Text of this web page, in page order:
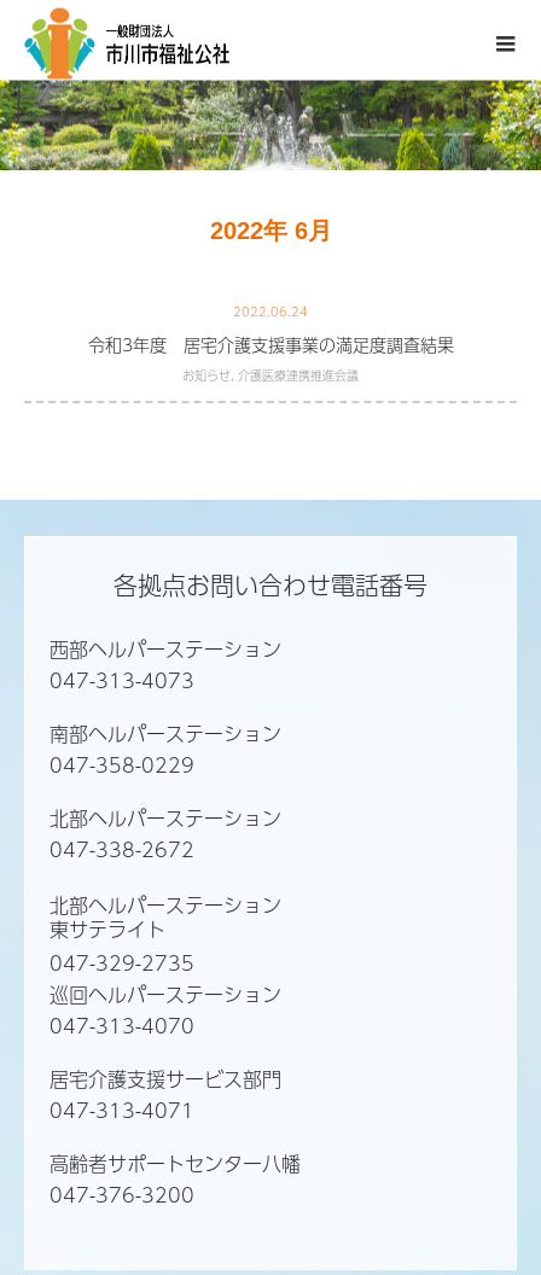
2022年 6月
2022.06.24
令和3年度 居宅介護支援事業の満足度調査結果
お知らせ, 介護医療連携推進会議
各拠点お問い合わせ電話番号
西部ヘルパーステーション
047-313-4073
南部ヘルパーステーション
047-358-0229
北部ヘルパーステーション
047-338-2672
北部ヘルパーステーション
東サテライト
047-329-2735
巡回ヘルパーステーション
047-313-4070
居宅介護支援サービス部門
047-313-4071
高齢者サポートセンター八幡
047-376-3200